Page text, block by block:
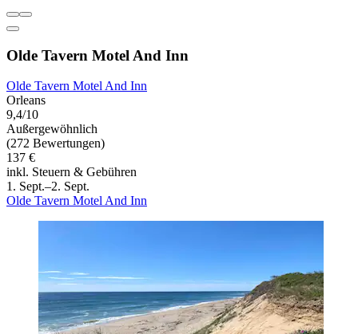
Olde Tavern Motel And Inn
Olde Tavern Motel And Inn
Orleans
9,4/10
Außergewöhnlich
(272 Bewertungen)
137 €
inkl. Steuern & Gebühren
1. Sept.–2. Sept.
Olde Tavern Motel And Inn